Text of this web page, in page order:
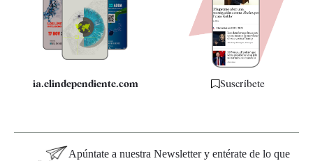
Quiénes somos
Especificaciones
ia.elindependiente.com Suscríbete
Apúntate a nuestra Newsletter y entérate de lo que